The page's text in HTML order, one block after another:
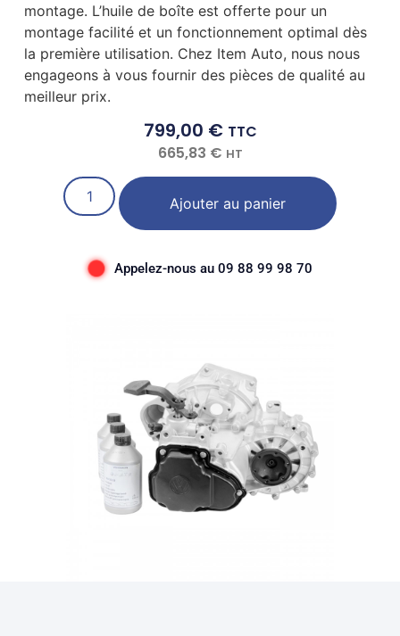
montage. L’huile de boîte est offerte pour un
montage facilité et un fonctionnement optimal dès
la première utilisation. Chez Item Auto, nous nous
engageons à vous fournir des pièces de qualité au
meilleur prix.
799,00 € TTC
665,83 € HT
Ajouter au panier
Appelez-nous au 09 88 99 98 70